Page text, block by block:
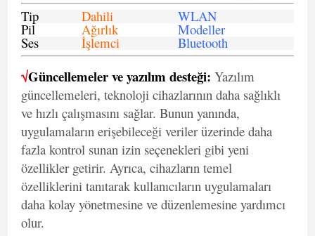
Tip
Dahili WLAN
Pil Ağırlık Modeller
Ses İşlemci Bluetooth
√Güncellemeler ve yazılım desteği: Yazılım
güncellemeleri, teknoloji cihazlarının daha sağlıklı
ve hızlı çalışmasını sağlar. Bunun yanında,
uygulamaların erişebileceği veriler üzerinde daha
fazla kontrol sunan izin seçenekleri gibi yeni
özellikler getirir. Ayrıca, cihazların temel
özelliklerini tanıtarak kullanıcıların uygulamaları
daha kolay yönetmesine ve düzenlemesine yardımcı
olur.